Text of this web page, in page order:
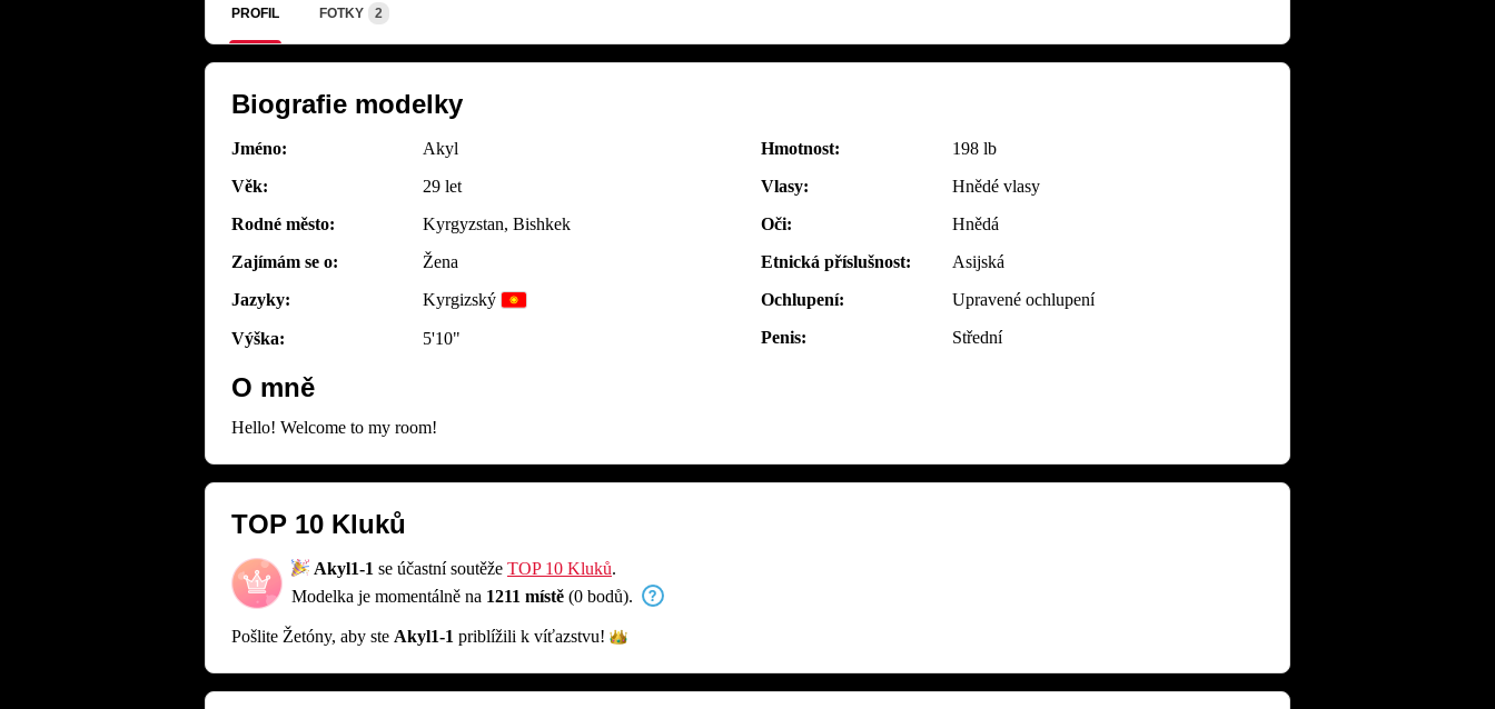
PROFIL FOTKY 2
Biografie modelky
Jméno:
Akyl
Věk:
29 let
Rodné město:
Kyrgyzstan, Bishkek
Zajímám se o:
Žena
Jazyky:
Kyrgizský
Výška: 5'10"
Hmotnost:
198 lb
Vlasy:
Hnědé vlasy
Oči:
Hnědá
Etnická příslušnost:
Asijská
Ochlupení:
Upravené ochlupení
Penis:
Střední
O mně
Hello! Welcome to my room!
TOP 10 Kluků
Akyl1-1 se účastní soutěže TOP 10 Kluků.
Modelka je momentálně na 1211 místě (0 bodů).
Pošlite Žetóny, aby ste Akyl1-1 priblížili k víťazstvu!